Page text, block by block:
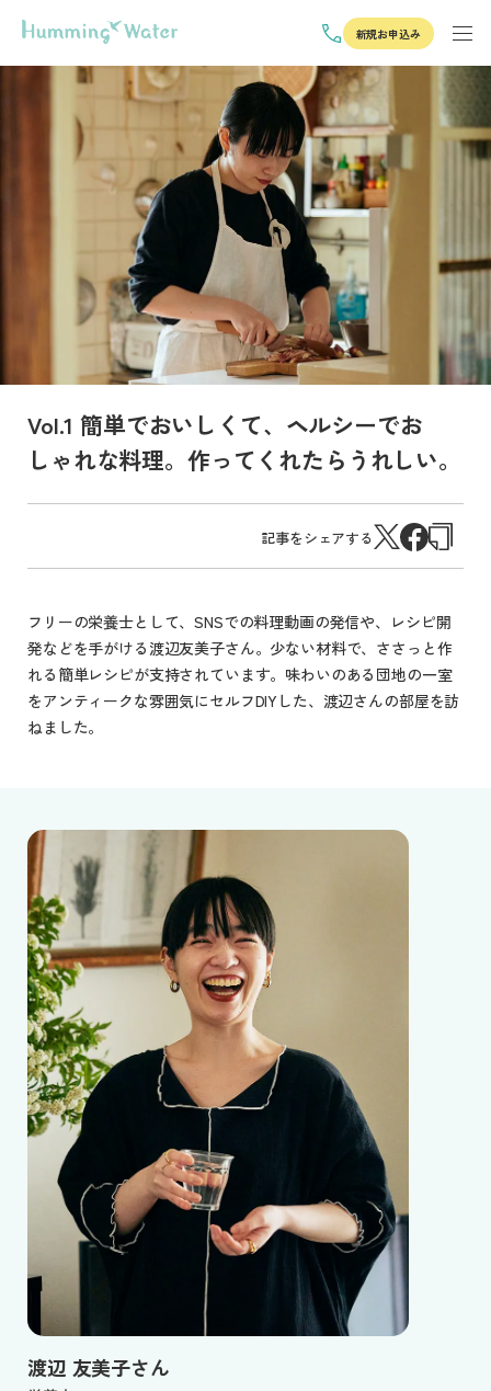
新規お申込み
Vol.1 簡単でおいしくて、ヘルシーでお
しゃれな料理。作ってくれたらうれしい。
記事をシェアする
フリーの栄養士として、SNSでの料理動画の発信や、レシピ開
発などを手がける渡辺友美子さん。少ない材料で、ささっと作
れる簡単レシピが支持されています。味わいのある団地の一室
をアンティークな雰囲気にセルフDIYした、渡辺さんの部屋を訪
ねました。
渡辺 友美子さん